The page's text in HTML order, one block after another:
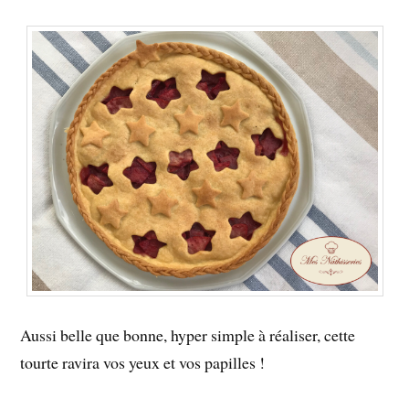
Aussi belle que bonne, hyper simple à réaliser, cette
tourte ravira vos yeux et vos papilles !